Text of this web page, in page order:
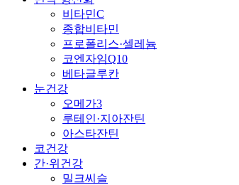
비타민C
종합비타민
프로폴리스·셀레늄
코엔자임Q10
베타글루칸
눈건강
오메가3
루테인·지아잔틴
아스타잔틴
코건강
간·위건강
밀크씨슬